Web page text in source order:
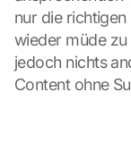
nur die
wieder müde zu
jedoch nichts
Content ohne